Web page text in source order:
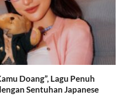
Doang”, Lagu Penuh
Sentuhan Japanese